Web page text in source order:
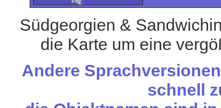
Südgeorgien &
die Karte um eine
Andere
schnell